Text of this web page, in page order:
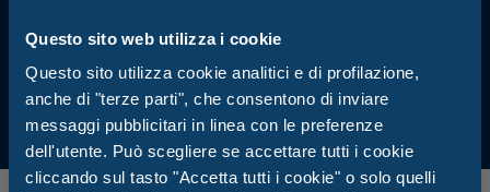
Questo sito web utilizza i cookie
Questo sito utilizza cookie analitici e di profilazione,
anche di "terze parti", che consentono di inviare
messaggi pubblicitari in linea con le preferenze
dell'utente. Può scegliere se accettare tutti i cookie
cliccando sul tasto "Accetta tutti i cookie" o solo quelli
pieno relax.
Scopri il ristorante